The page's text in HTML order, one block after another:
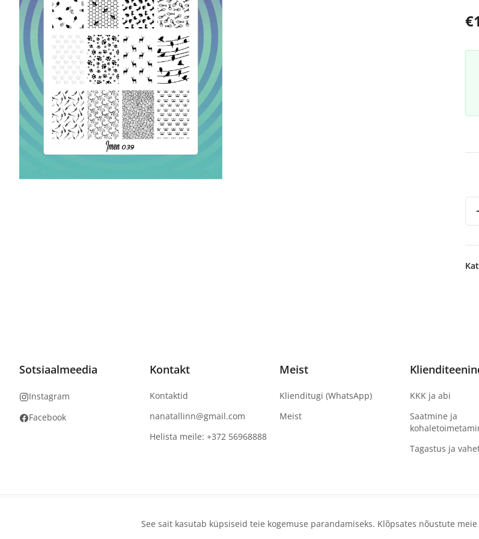
Sotsiaalmeedia
Instagram
Facebook
Kontakt
Kontaktid
nanatallinn@gmail.com
Helista meile: +372 56968888
Meist
Klienditugi (WhatsApp)
Meist
KKK ja abi
Saatmine ja
Tagastus ja
See sait kasutab küpsiseid teie kogemuse parandamiseks. Klõpsates nõustute